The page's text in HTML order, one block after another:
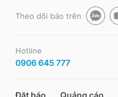
Theo dõi báo trên
Hotline
0906 645 777
Đặt báo Quảng cáo